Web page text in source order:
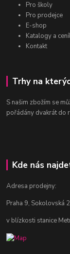
Pro školy
Pro prodejce
E-shop
Katalogy a
Kontakt
Trhy na
S našim zbožím se
pořádány dvakrát do
Kde nás
Adresa prodejny:
Praha 9, Sokolovská
v blízkosti stanice